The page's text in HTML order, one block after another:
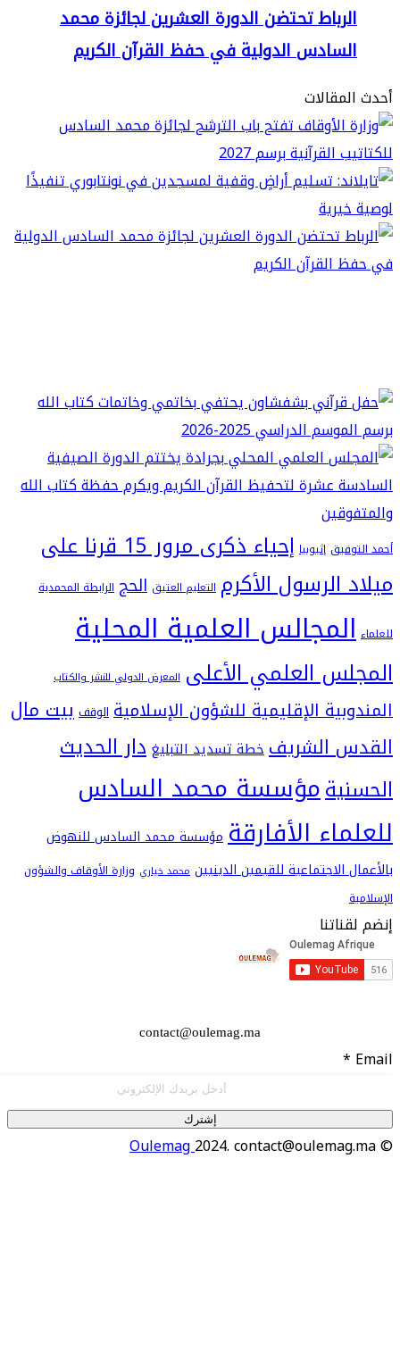
تحتضن الدورة العشرين لجائزة محمد
الدولية في حفظ القرآن الكريم
إثيوبيا
إحياء ذكرى مرور 15 قرنا على
الرسول الأكرم التعليم العتيق الحج الرابطة المحمدية
العلمية المحلية
العلمي الأعلى المعرض الدولي للنشر والكتاب
الإقليمية للشؤون الإسلامية الوقف بيت مال
الشريفخطة تسديد التبليغدار الحديث
مؤسسة محمد السادس
الأفارقةمؤسسة محمد السادس للنهوض
الاجتماعية للقيمين الدينيين محمد خياري وزارة الأوقاف والشؤون
contact@oulemag.ma
Oulemag2024.